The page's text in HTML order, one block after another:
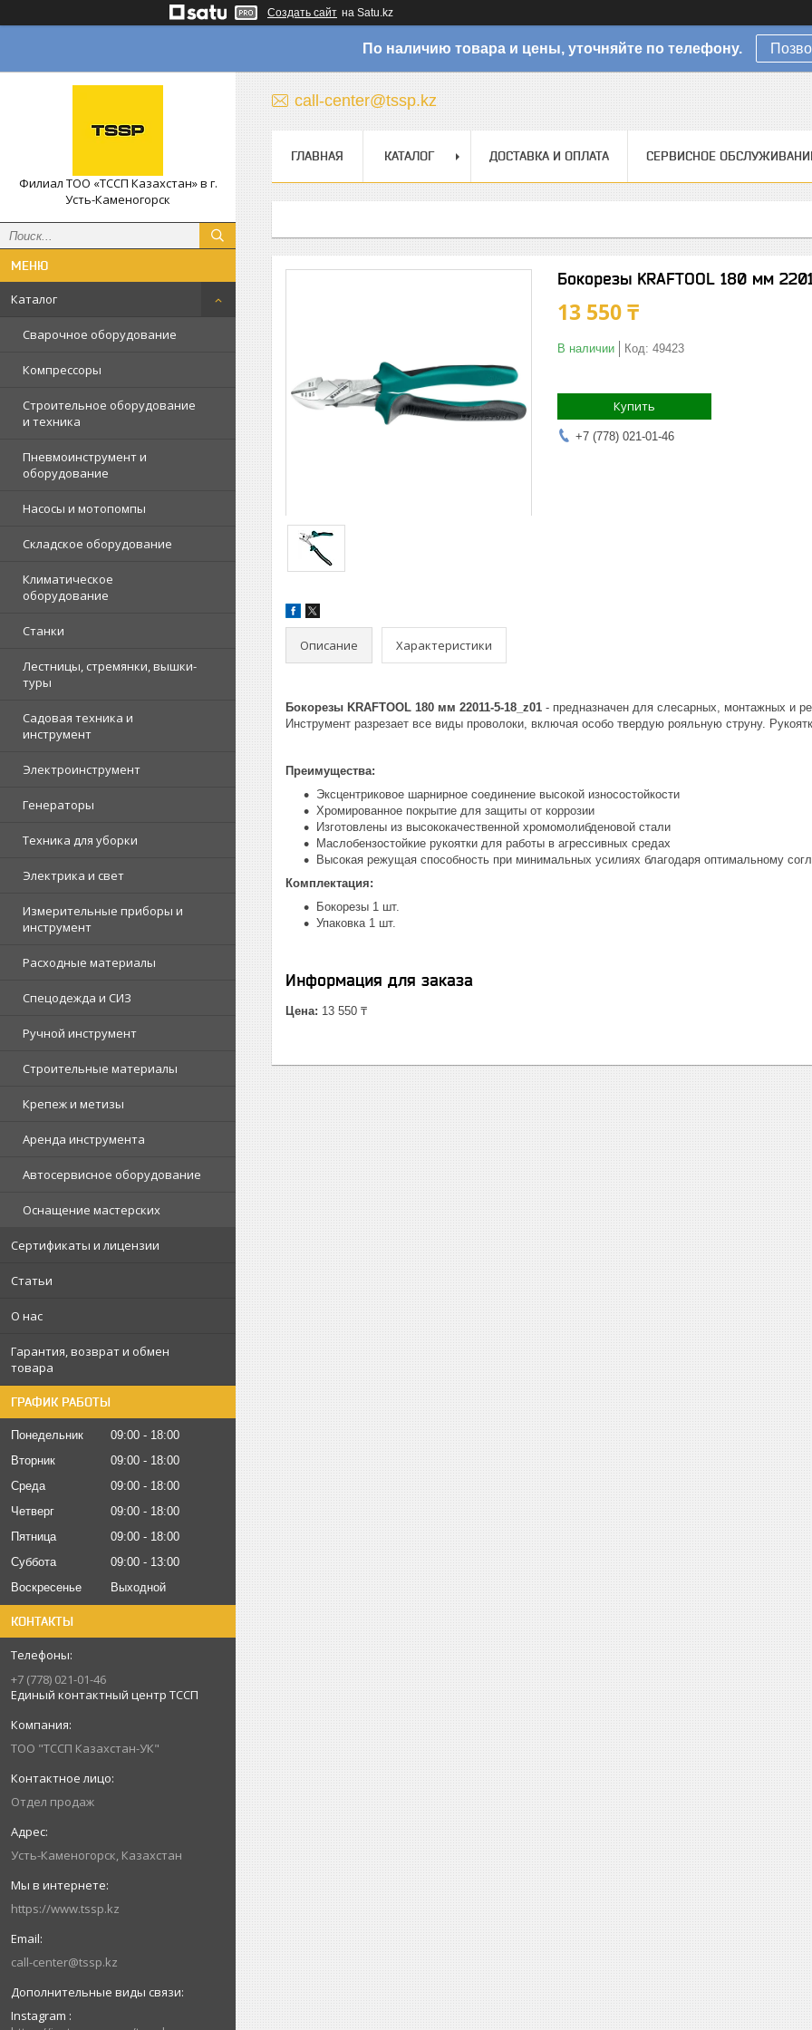
Создать сайт на Satu.kz
По наличию товара и цены, уточняйте по телефону.
Филиал ТОО «ТССП Казахстан» в г.
Усть-Каменогорск
Каталог
Сварочное оборудование
Компрессоры
Строительное оборудование
и техника
Пневмоинструмент и
оборудование
Насосы и мотопомпы
Складское оборудование
Климатическое
оборудование
Станки
Лестницы, стремянки, вышки-
туры
Садовая техника и
инструмент
Электроинструмент
Генераторы
Техника для уборки
Электрика и свет
Измерительные приборы и
инструмент
Расходные материалы
Спецодежда и СИЗ
Ручной инструмент
Строительные материалы
Крепеж и метизы
Аренда инструмента
Автосервисное оборудование
Оснащение мастерских
Сертификаты и лицензии
Статьи
О нас
Гарантия, возврат и обмен
товара
ГРАФИК РАБОТЫ
Понедельник 09:00
18:00
Вторник
09:00
18:00
Среда
09:00
18:00
Четверг
09:00
18:00
Пятница
09:00
18:00
Суббота
09:00
13:00
Воскресенье
Выходной
КОНТАКТЫ
+7 (778) 021-01-46
Единый контактный центр ТССП
ТОО "ТССП Казахстан-УК"
Отдел продаж
Усть-Каменогорск, Казахстан
https://www.tssp.kz
call-center@tssp.kz
Instagram
call-center@tssp.kz
ГЛАВНАЯ КАТАЛОГ ДОСТАВКА И ОПЛАТА СЕРВИСНОЕ
Бокорезы KRAFTOOL 180 мм
13 550 ₸
В наличии Код: 49423
Купить
+7 (778) 021-01-46
Описание Характеристики
Бокорезы KRAFTOOL 180 мм 22011-5-18_z01 - предназначен для слесарных, монтажных и
Инструмент разрезает все виды проволоки, включая особо твердую рояльную струну.
Преимущества:
Эксцентриковое шарнирное соединение высокой износостойкости
Хромированное покрытие для защиты от коррозии
Изготовлены из высококачественной хромомолибденовой стали
Маслобензостойкие рукоятки для работы в агрессивных средах
Высокая режущая способность при минимальных усилиях благодаря оптимальному
Комплектация:
Бокорезы 1 шт.
Упаковка 1 шт.
Информация для заказа
Цена: 13 550 ₸